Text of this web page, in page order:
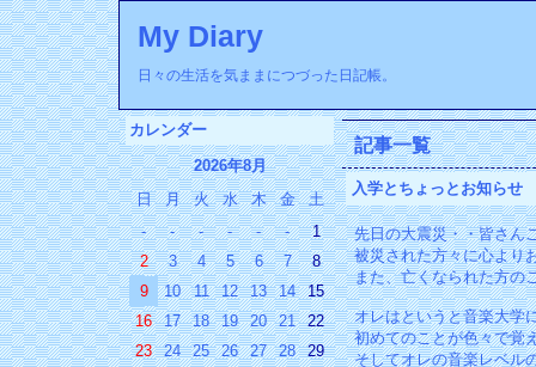
My Diary
日々の生活を気ままにつづった日記帳。
記事一覧
入学とちょっとお知らせ
先日の大震災・・皆さん
被災された方々に心より
また、亡くなられた方の
オレはというと音楽大学
初めてのことが色々で覚
そしてオレの音楽レベル
カレンダー
2026年8月
日
月 火 水 木 金
土
-
- - - - -
1
2
3 4 5 6 7
8
9
10 11 12 13 14
15
16
17 18 19 20 21
22
23
24 25 26 27 28
29